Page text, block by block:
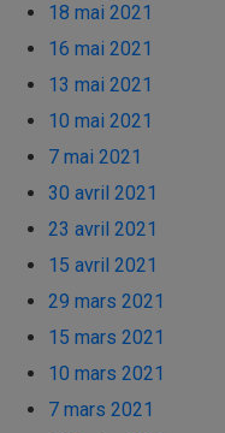
18 mai 2021
16 mai 2021
13 mai 2021
10 mai 2021
7 mai 2021
30 avril 2021
23 avril 2021
15 avril 2021
29 mars 2021
15 mars 2021
10 mars 2021
7 mars 2021